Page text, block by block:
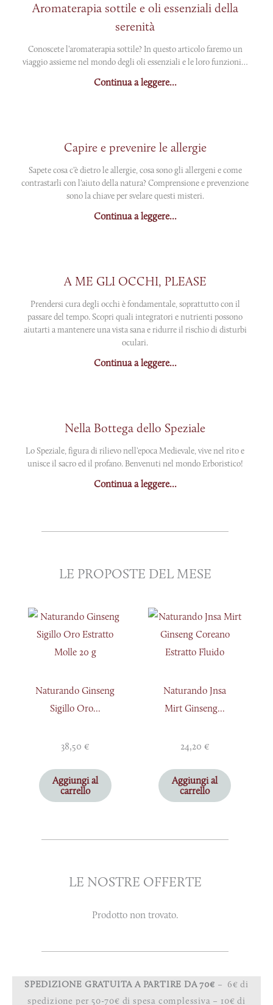
Aromaterapia sottile e oli essenziali della
serenità
Conoscete l’aromaterapia sottile? In questo articolo faremo un
viaggio assieme nel mondo degli oli essenziali e le loro funzioni…
Continua a leggere...
Capire e prevenire le allergie
Sapete cosa c’è dietro le allergie, cosa sono gli allergeni e come
contrastarli con l’aiuto della natura? Comprensione e prevenzione
sono la chiave per svelare questi misteri.
Continua a leggere...
A ME GLI OCCHI, PLEASE
Prendersi cura degli occhi è fondamentale, soprattutto con il
passare del tempo. Scopri quali integratori e nutrienti possono
aiutarti a mantenere una vista sana e ridurre il rischio di disturbi
oculari.
Continua a leggere...
Nella Bottega dello Speziale
Lo Speziale, figura di rilievo nell’epoca Medievale, vive nel rito e
unisce il sacro ed il profano. Benvenuti nel mondo Erboristico!
Continua a leggere...
LE PROPOSTE DEL MESE
Naturando Ginseng
Sigillo Oro...
38,50€
Aggiungi al
carrello
Naturando Jnsa
Mirt Ginseng...
24,20€
Aggiungi al
carrello
LE NOSTRE OFFERTE
Prodotto non trovato.
SPEDIZIONE GRATUITA A PARTIRE DA 70€ – 6€ di
spedizione per 50-70€ di spesa complessiva – 10€ di